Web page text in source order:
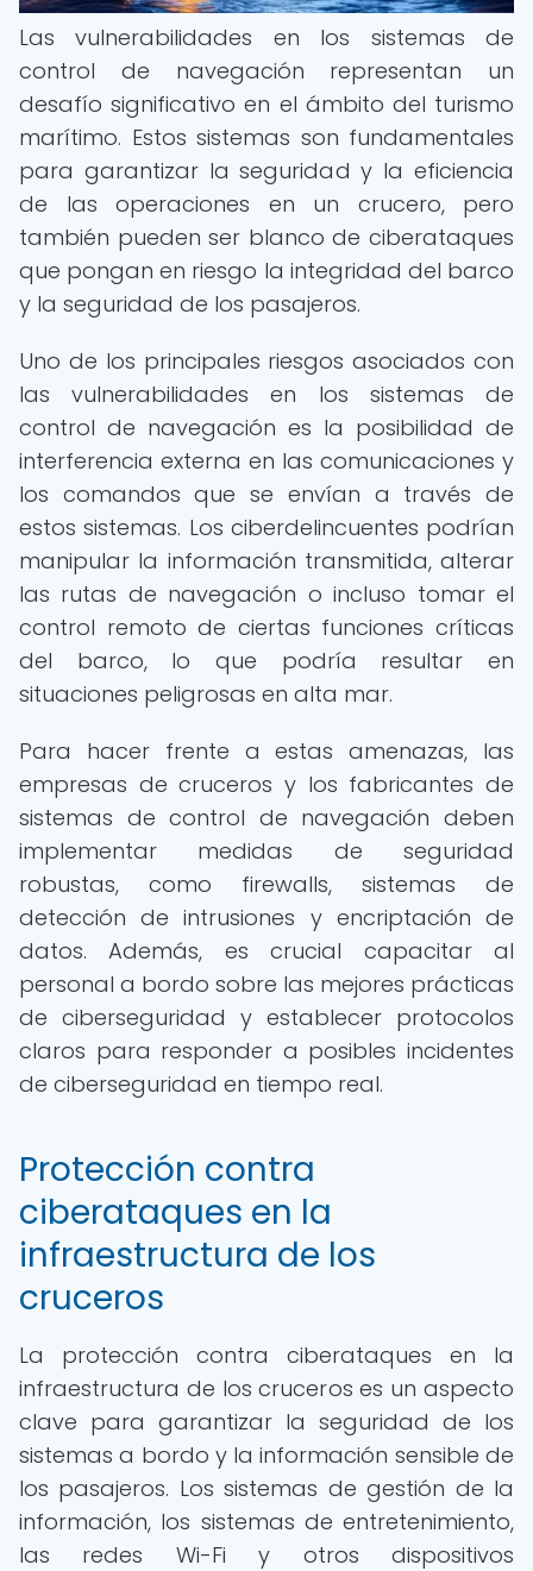
Las vulnerabilidades en los sistemas de
control de navegación representan un
desafío significativo en el ámbito del turismo
marítimo. Estos sistemas son fundamentales
para garantizar la seguridad y la eficiencia
de las operaciones en un crucero, pero
también pueden ser blanco de ciberataques
que pongan en riesgo la integridad del barco
y la seguridad de los pasajeros.
Uno de los principales riesgos asociados con
las vulnerabilidades en los sistemas de
control de navegación es la posibilidad de
interferencia externa en las comunicaciones y
los comandos que se envían a través de
estos sistemas. Los ciberdelincuentes podrían
manipular la información transmitida, alterar
las rutas de navegación o incluso tomar el
control remoto de ciertas funciones críticas
del barco, lo que podría resultar en
situaciones peligrosas en alta mar.
Para hacer frente a estas amenazas, las
empresas de cruceros y los fabricantes de
sistemas de control de navegación deben
implementar medidas de seguridad
robustas, como firewalls, sistemas de
detección de intrusiones y encriptación de
datos. Además, es crucial capacitar al
personal a bordo sobre las mejores prácticas
de ciberseguridad y establecer protocolos
claros para responder a posibles incidentes
de ciberseguridad en tiempo real.
Protección contra
ciberataques en la
infraestructura de los
cruceros
La protección contra ciberataques en la
infraestructura de los cruceros es un aspecto
clave para garantizar la seguridad de los
sistemas a bordo y la información sensible de
los pasajeros. Los sistemas de gestión de la
información, los sistemas de entretenimiento,
las redes Wi-Fi y otros dispositivos